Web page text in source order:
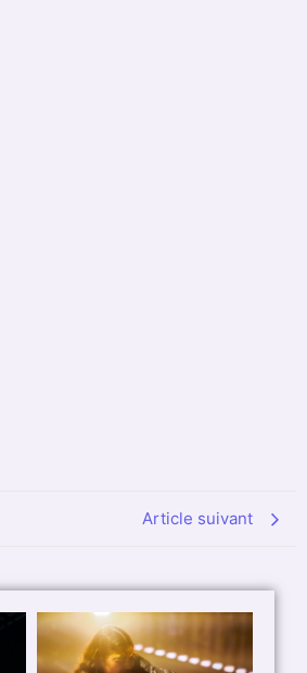
Article suivant